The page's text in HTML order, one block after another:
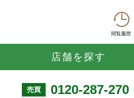
閲覧履歴
店舗を探す
売買 0120-287-270